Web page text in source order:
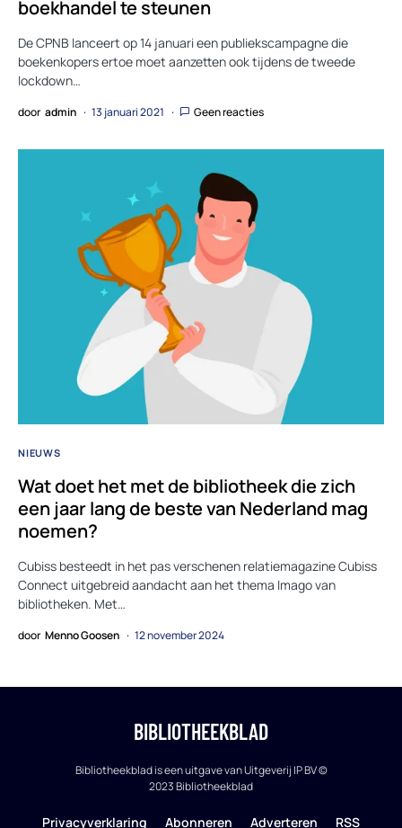
boekhandel te steunen
De CPNB lanceert op 14 januari een publiekscampagne die
boekenkopers ertoe moet aanzetten ook tijdens de tweede
lockdown…
door admin 13 januari 2021 Geen reacties
NIEUWS
Wat doet het met de bibliotheek die zich
een jaar lang de beste van Nederland mag
noemen?
Cubiss besteedt in het pas verschenen relatiemagazine Cubiss
Connect uitgebreid aandacht aan het thema Imago van
bibliotheken. Met…
door Menno Goosen 12 november 2024
BIBLIOTHEEKBLAD
Bibliotheekblad is een uitgave van Uitgeverij IP BV ©
2023 Bibliotheekblad
Privacyverklaring Abonneren Adverteren RSS